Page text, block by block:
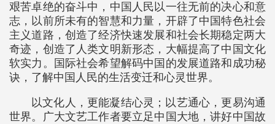
艰苦卓绝的奋斗中，中国人民以一往无前的决心和意
志，以前所未有的智慧和力量，开辟了中国特色社会
主义道路，创造了经济快速发展和社会长期稳定两大
奇迹，创造了人类文明新形态，大幅提高了中国文化
软实力。国际社会希望解码中国的发展道路和成功秘
诀，了解中国人民的生活变迁和心灵世界。
以文化人，更能凝结心灵；以艺通心，更易沟通
世界。广大文艺工作者要立足中国大地，讲好中国故